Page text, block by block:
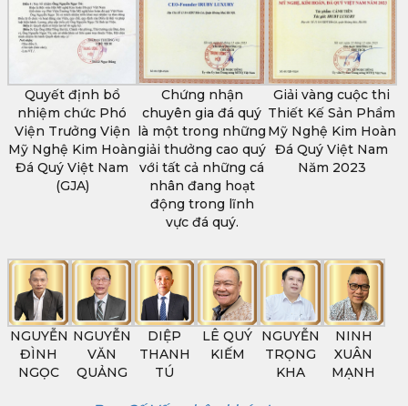
Quyết định bổ
nhiệm chức Phó
Viện Trưởng Viện
Mỹ Nghệ Kim Hoàn
Đá Quý Việt Nam
(GJA)
Chứng nhận
chuyên gia đá quý
là một trong những
giải thưởng cao quý
với tất cả những cá
nhân đang hoạt
động trong lĩnh
vực đá quý.
Giải vàng cuộc thi
Thiết Kế Sản Phẩm
Mỹ Nghệ Kim Hoàn
Đá Quý Việt Nam
Năm 2023
NGUYỄN
ĐÌNH
NGỌC
NGUYỄN
VĂN
QUẢNG
DIỆP
THANH
TÚ
LÊ QUÝ
KIẾM
NGUYỄN
TRỌNG
KHA
NINH
XUÂN
MẠNH